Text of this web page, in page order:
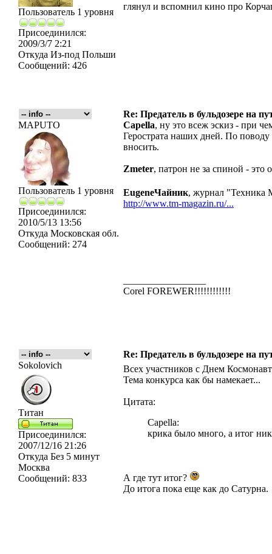
Пользователь 1 уровня
Присоединился:
2009/3/7 2:21
Откуда Из-под Польши
Сообщений: 426
глянул и вспомнил кино про
Re: Предатель в бульдозере на
MAPUTO
Пользователь 1 уровня
Присоединился:
2010/5/13 13:56
Откуда Московская обл.
Сообщений: 274
Capella, ну это всеж эскиз - при
Герострата наших дней. По
вносить.
Zmeter, патрон не за спиной - это
EugeneЧайник, журнал "Техника
http://www.tm-magazin.ru/...
Corel FOREWER!!!!!!!!!!!!
Re: Предатель в бульдозере на
Sokolovich
Титан
Присоединился:
2007/12/16 21:26
Откуда Без 5 минут
Москва
Сообщений: 833
Всех участников с Днем
Тема конкурса как бы намекает...
Цитата:
Capella:
крика было много, а итог
А где тут итог?
До итога пока еще как до Сатурна.